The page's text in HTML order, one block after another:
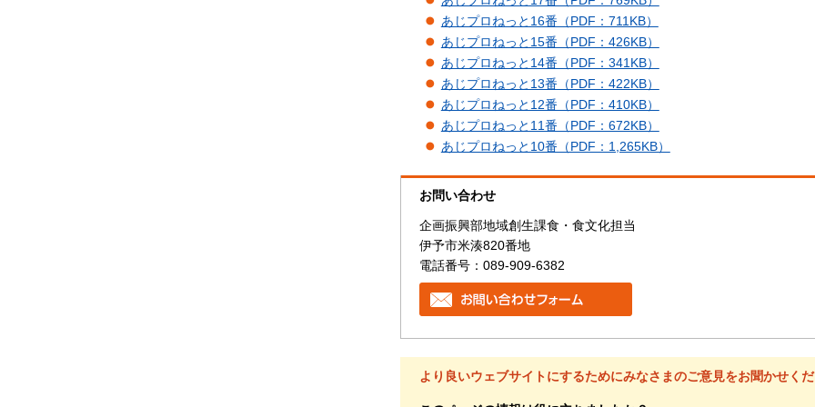
あじプロねっと16番（PDF：711KB）
あじプロねっと15番（PDF：426KB）
あじプロねっと14番（PDF：341KB）
あじプロねっと13番（PDF：422KB）
あじプロねっと12番（PDF：410KB）
あじプロねっと11番（PDF：672KB）
あじプロねっと10番（PDF：1,265KB）
お問い合わせ
企画振興部地域創生課食・食文化担当
伊予市米湊820番地
電話番号：089-909-6382
より良いウェブサイトにするためにみなさまのご意見をお聞かせく